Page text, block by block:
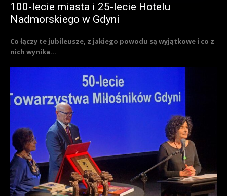
100-lecie miasta i 25-lecie Hotelu
Nadmorskiego w Gdyni
Co łączy te jubileusze, z jakiego powodu są wyjątkowe i co z
nich wynika...